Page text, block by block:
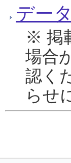
デー
※ 掲
場合
認く
らせ